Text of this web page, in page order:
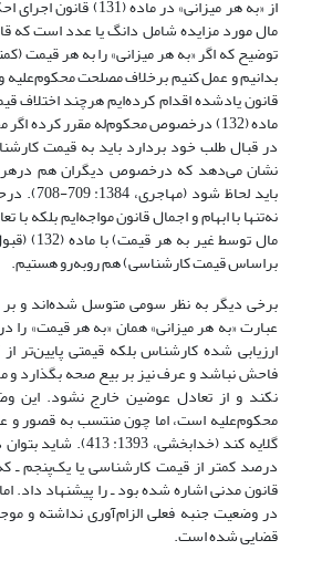
از «به هر میزانی» در ماده
مال مورد مزایده شامل دانگ یا عدد است که
توضیح که اگر «به هر میزانی» را به هر قیمت
قانون یاد‌شده اقدام کرده‌ایم هرچند اختلاف
ماده (132) درخصوص محکوم‌له مقرر کرده
در قبال طلب خود بردارد باید به قیمت
نشان می‌دهد که درخصوص دیگران هم
باید لحاظ
مال توسط
براساس قیمت کارشناسی) هم روبه‌رو هستیم.
برخی دیگر به نظر سومی متوسل شده‌اند و بر
عبارت «به هر میزانی» همان «به هر قیمت» را
ارزیابی شده کارشناس بلکه قیمتی پایین‌تر
فاحش نباشد و عرف نیز بر بیع صحه بگذارد و
نکند و از تعادل عوضین خارج نشود. این
محکوم‌علیه است، اما چون منتسب به قصور و
درصد کمتر از قیمت کارشناسی یا یک‌پنجم ـ
قانون مدنی اشاره شده بود ـ را پیشنهاد داد.
در وضعیت جنبه فعلی الزام‌آوری نداشته و
قضایی شده‌ است.